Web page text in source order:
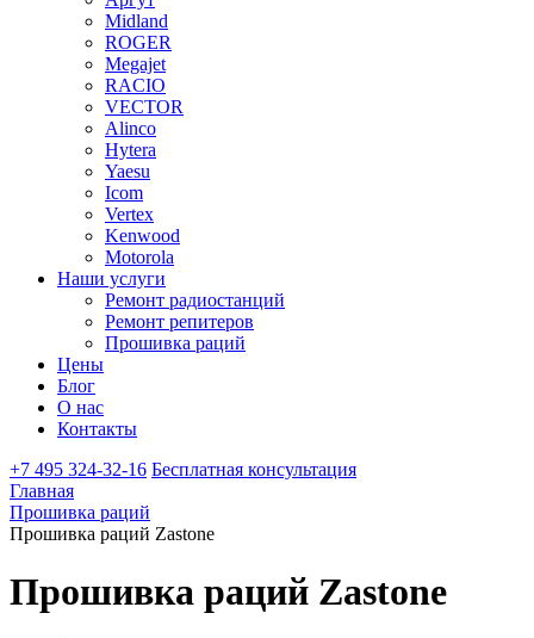
Midland
ROGER
Megajet
RACIO
VECTOR
Alinco
Hytera
Yaesu
Icom
Vertex
Kenwood
Motorola
Наши услуги
Ремонт радиостанций
Ремонт репитеров
Прошивка раций
Цены
Блог
О нас
Контакты
+7 495 324-32-16 Бесплатная консультация
Главная
Прошивка раций
Прошивка раций Zastone
Прошивка раций Zastone